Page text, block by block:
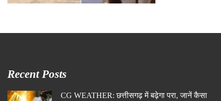
Recent Posts
CG WEATHER: छत्तीसगढ़ में बढ़ेगा परा, जानें कैसा